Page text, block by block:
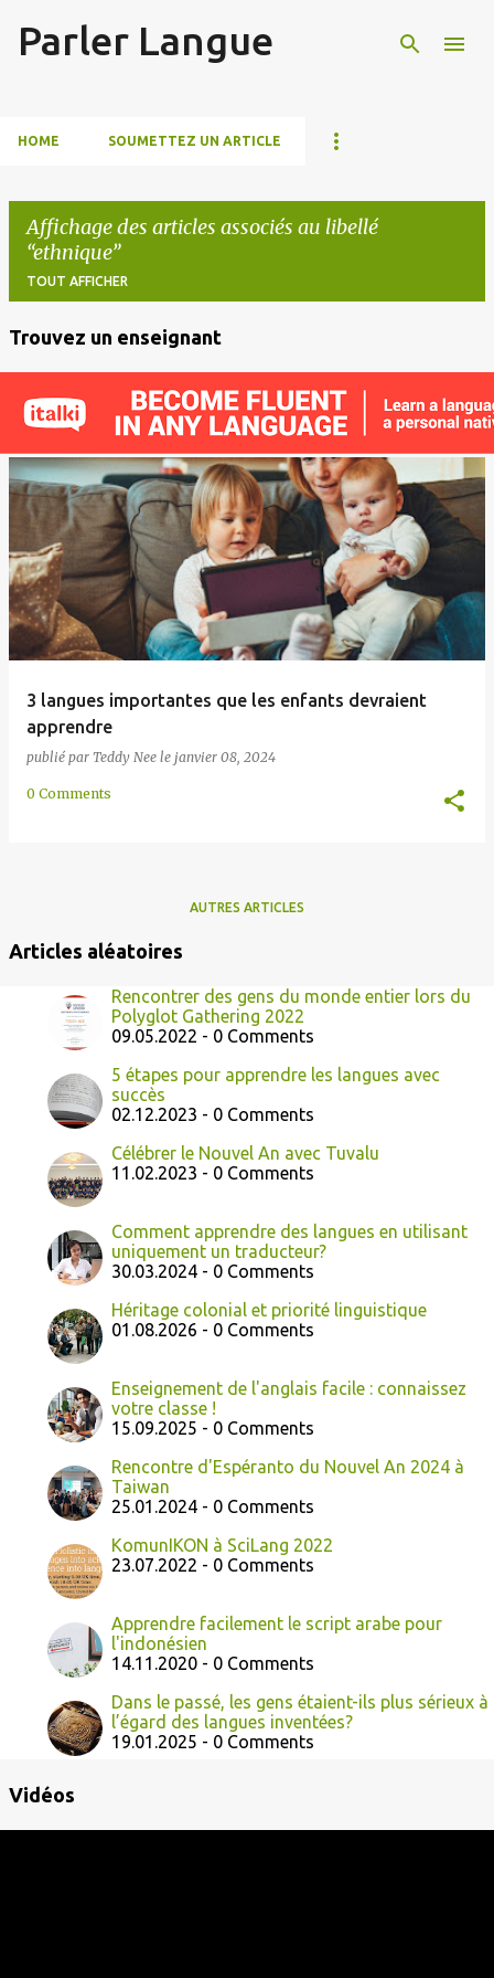
Parler Langue
HOME SOUMETTEZ UN ARTICLE
Affichage des articles associés au libellé
ethnique
TOUT AFFICHER
i
c
e
s
Trouvez un enseignant
3 langues importantes que les enfants devraient
apprendre
publié par Teddy Nee le janvier 08, 2024
0 Comments
AUTRES ARTICLES
Articles aléatoires
Rencontrer des gens du monde entier lors du
Polyglot Gathering 2022
09.05.2022 - 0 Comments
5 étapes pour apprendre les langues avec
succès
02.12.2023 - 0 Comments
Célébrer le Nouvel An avec Tuvalu
11.02.2023 - 0 Comments
Comment apprendre des langues en utilisant
uniquement un traducteur?
30.03.2024 - 0 Comments
Héritage colonial et priorité linguistique
01.08.2026 - 0 Comments
Enseignement de l'anglais facile : connaissez
votre classe !
15.09.2025 - 0 Comments
Rencontre d'Espéranto du Nouvel An 2024 à
Taiwan
25.01.2024 - 0 Comments
KomunIKON à SciLang 2022
23.07.2022 - 0 Comments
Apprendre facilement le script arabe pour
l'indonésien
14.11.2020 - 0 Comments
Dans le passé, les gens étaient-ils plus sérieux à
l’égard des langues inventées?
19.01.2025 - 0 Comments
Vidéos